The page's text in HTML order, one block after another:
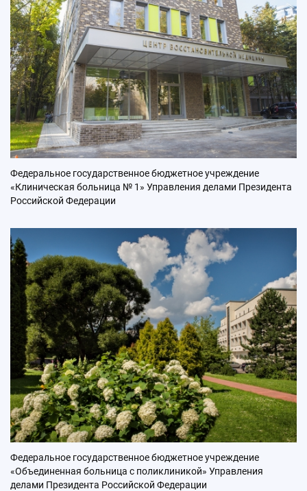
Федеральное государственное бюджетное учреждение
«Клиническая больница № 1» Управления делами Президента
Российской Федерации
Федеральное государственное бюджетное учреждение
«Объединенная больница с поликлиникой» Управления
делами Президента Российской Федерации